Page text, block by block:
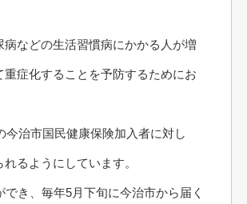
などの生活習慣病にかかる人が増
症化することを予防するためにお
今治市国民健康保険加入者に対し
るようにしています。
き、毎年5月下旬に今治市から届く